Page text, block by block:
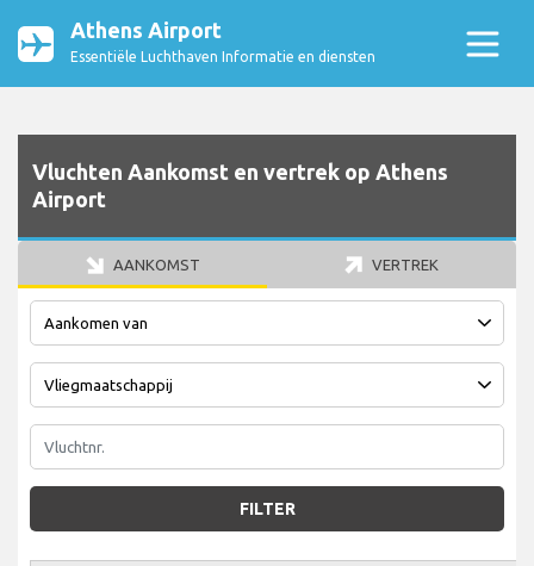
Athens Airport
Essentiële Luchthaven Informatie en diensten
Vluchten Aankomst en vertrek op Athens
Airport
AANKOMST VERTREK
FILTER